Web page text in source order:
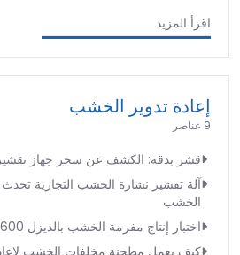
اقرأ المزيد
إعادة تدوير الخشب
9 عناصر
قشر بدقة: الكشف عن سحر جهاز
آلة تقشير نشارة الخشب التجارية تحدث
الخشب
اختبار إنتاج مفرمة الخشب بالديزل 600 كجم/ساعه
كيف يعمل مطحنة مخلفات الخشب